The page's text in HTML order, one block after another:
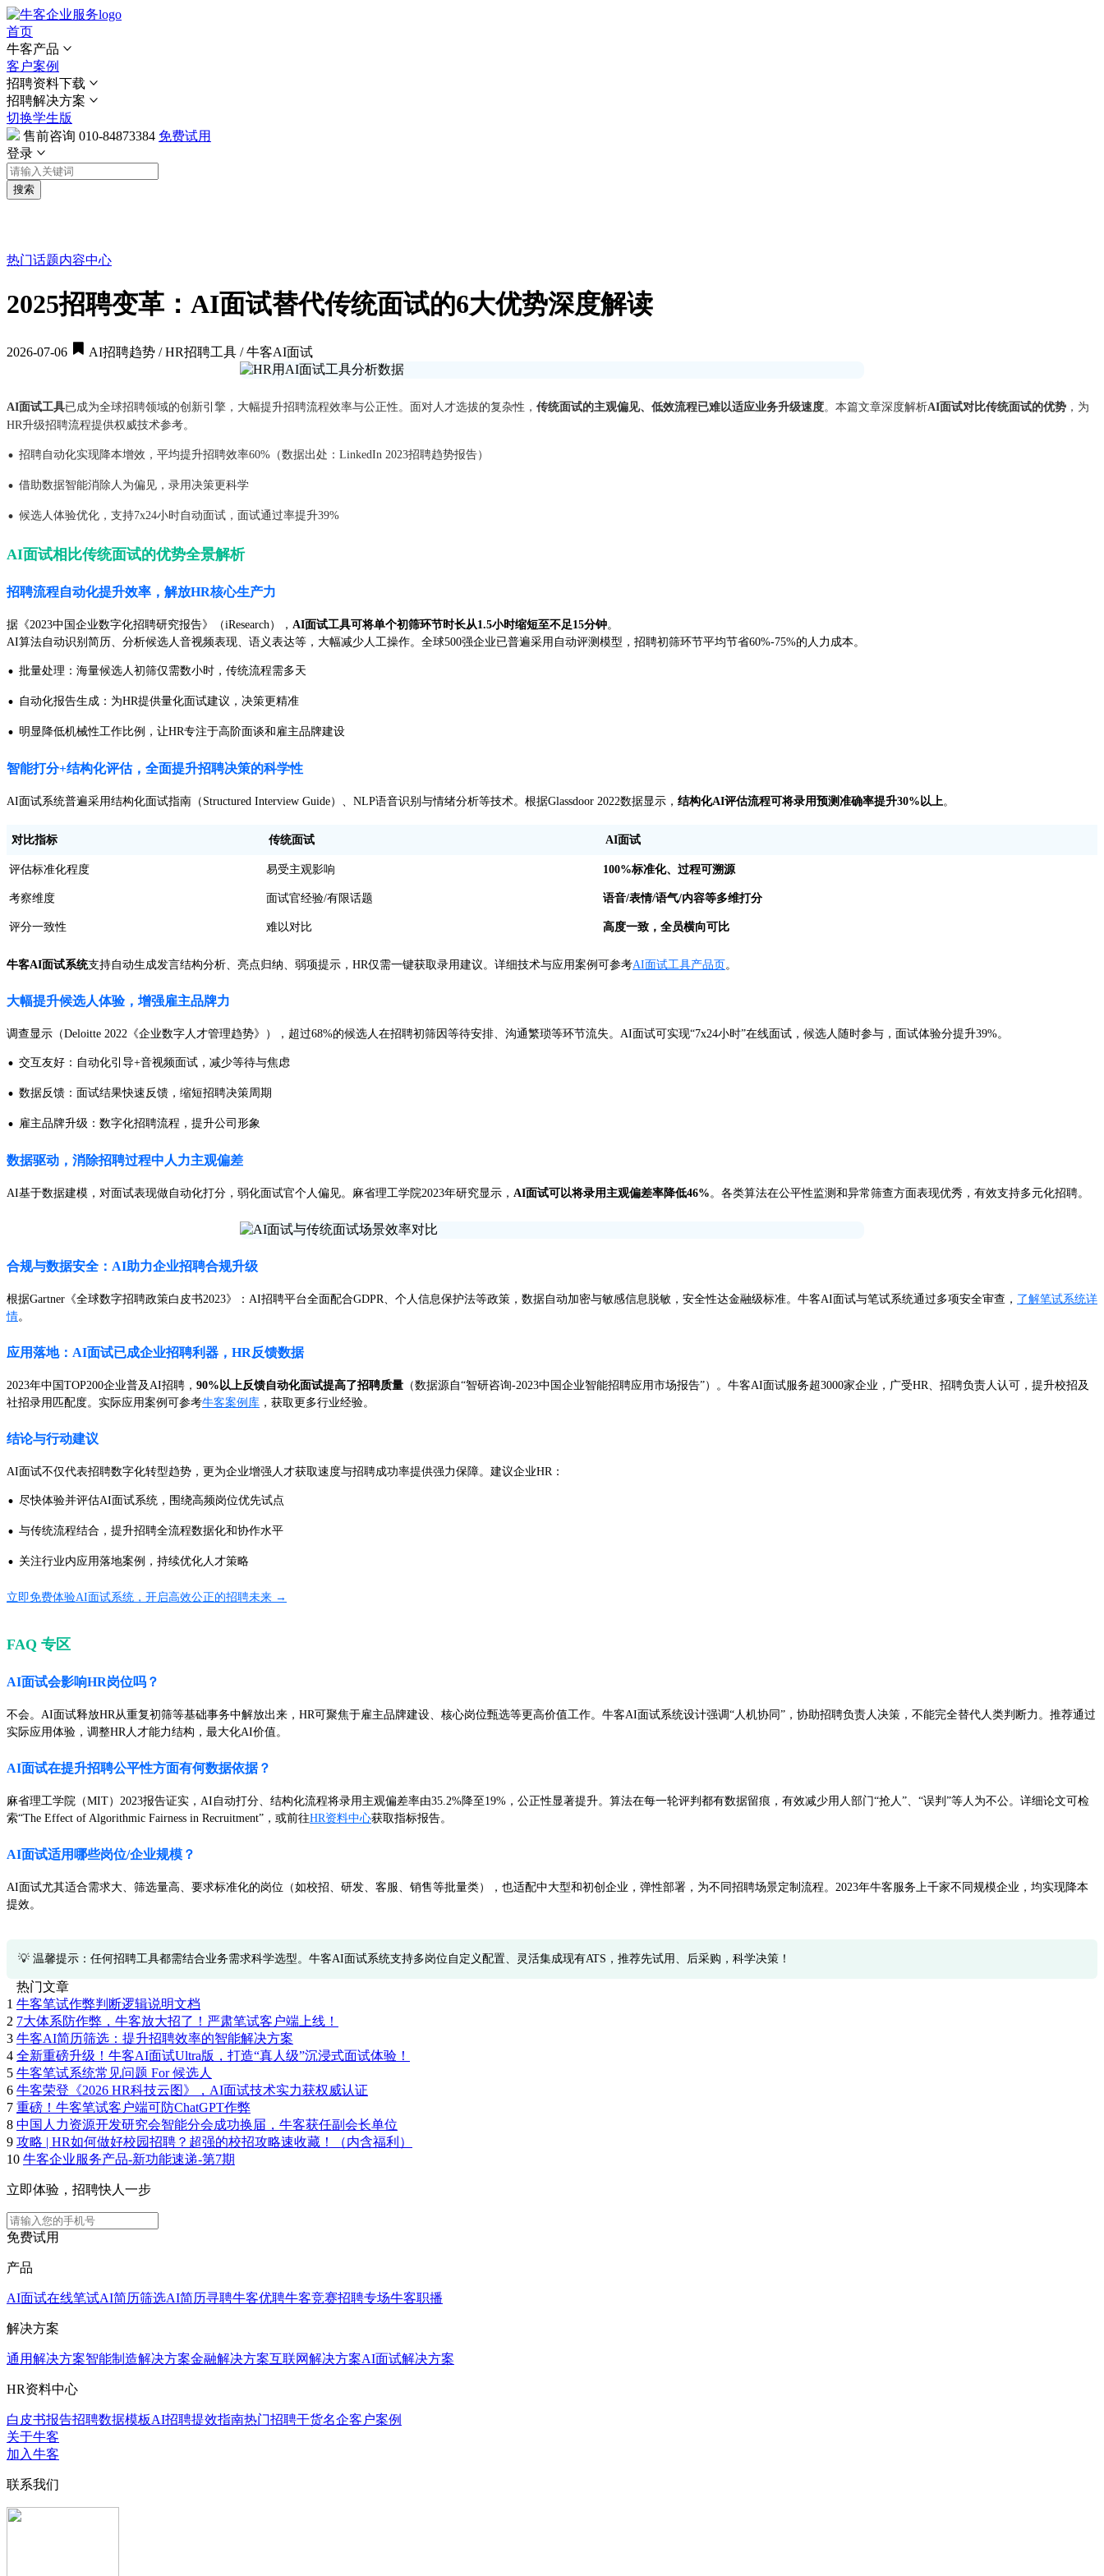
首页
牛客产品
客户案例
招聘资料下载
招聘解决方案
切换学生版
售前咨询 010-84873384 免费试用
登录
搜索
热门话题内容中心
2025招聘变革：AI面试替代传统面试的6大优势深度解读
2026-07-06 AI招聘趋势 / HR招聘工具 / 牛客AI面试
AI面试工具已成为全球招聘领域的创新引擎，大幅提升招聘流程效率与公正性。面对人才选拔的复杂性， 传统面试的主观偏见、低效流程已难以适应业务升级速度。本篇文章深度解析AI面试对比传统面试的优势 ，为
HR升级招聘流程提供权威技术参考。
· 招聘自动化实现降本增效，平均提升招聘效率60%（数据出处：LinkedIn 2023招聘趋势报告）
· 借助数据智能消除人为偏见，录用决策更科学
· 候选人体验优化，支持7x24小时自动面试，面试通过率提升39%
AI面试相比传统面试的优势全景解析
招聘流程自动化提升效率，解放HR核心生产力
据《2023中国企业数字化招聘研究报告》（iResearch）， AI面试工具可将单个初筛环节时长从1.5小时缩短至不足15分钟。
AI算法自动识别简历、分析候选人音视频表现、语义表达等，大幅减少人工操作。全球500强企业已普遍采用自动评测模型，招聘初筛环节平均节省60%-75%的人力成本。
· 批量处理：海量候选人初筛仅需数小时，传统流程需多天
· 自动化报告生成：为HR提供量化面试建议，决策更精准
· 明显降低机械性工作比例，让HR专注于高阶面谈和雇主品牌建设
智能打分+结构化评估，全面提升招聘决策的科学性
AI面试系统普遍采用结构化面试指南（Structured Interview Guide）、NLP语音识别与情绪分析等技术。根据Glassdoor 2022数据显示， 结构化AI评估流程可将录用预测准确率提升30%以上。
对比指标 传统面试 AI面试
评估标准化程度 易受主观影响 100%标准化、过程可溯源
考察维度 面试官经验/有限话题 语音/表情/语气/内容等多维打分
评分一致性 难以对比 高度一致，全员横向可比
牛客AI面试系统支持自动生成发言结构分析、亮点归纳、弱项提示，HR仅需一键获取录用建议。详细技术与应用案例可参考AI面试工具产品页。
大幅提升候选人体验，增强雇主品牌力
调查显示（Deloitte 2022《企业数字人才管理趋势》），超过68%的候选人在招聘初筛因等待安排、沟通繁琐等环节流失。AI面试可实现“7x24小时”在线面试，候选人随时参与，面试体验分提升39%。
· 交互友好：自动化引导+音视频面试，减少等待与焦虑
· 数据反馈：面试结果快速反馈，缩短招聘决策周期
· 雇主品牌升级：数字化招聘流程，提升公司形象
数据驱动，消除招聘过程中人力主观偏差
AI基于数据建模，对面试表现做自动化打分，弱化面试官个人偏见。麻省理工学院2023年研究显示， AI面试可以将录用主观偏差率降低46%。各类算法在公平性监测和异常筛查方面表现优秀，有效支持多元化招聘。
合规与数据安全：AI助力企业招聘合规升级
根据Gartner《全球数字招聘政策白皮书2023》：AI招聘平台全面配合GDPR、个人信息保护法等政策，数据自动加密与敏感信息脱敏，安全性达金融级标准。牛客AI面试与笔试系统通过多项安全审查， 了解笔试系统详
情。
应用落地：AI面试已成企业招聘利器，HR反馈数据
2023年中国TOP200企业普及AI招聘， 90%以上反馈自动化面试提高了招聘质量 （数据源自“智研咨询-2023中国企业智能招聘应用市场报告”）。牛客AI面试服务超3000家企业，广受HR、招聘负责人认可，提升校招及
社招录用匹配度。实际应用案例可参考牛客案例库 ，获取更多行业经验。
结论与行动建议
AI面试不仅代表招聘数字化转型趋势，更为企业增强人才获取速度与招聘成功率提供强力保障。建议企业HR：
· 尽快体验并评估AI面试系统，围绕高频岗位优先试点
· 与传统流程结合，提升招聘全流程数据化和协作水平
· 关注行业内应用落地案例，持续优化人才策略
立即免费体验AI面试系统，开启高效公正的招聘未来 →
FAQ 专区
AI面试会影响HR岗位吗？
不会。AI面试释放HR从重复初筛等基础事务中解放出来，HR可聚焦于雇主品牌建设、核心岗位甄选等更高价值工作。牛客AI面试系统设计强调“人机协同”，协助招聘负责人决策，不能完全替代人类判断力。推荐通过
实际应用体验，调整HR人才能力结构，最大化AI价值。
AI面试在提升招聘公平性方面有何数据依据？
麻省理工学院（MIT）2023报告证实，AI自动打分、结构化流程将录用主观偏差率由35.2%降至19%，公正性显著提升。算法在每一轮评判都有数据留痕，有效减少用人部门“抢人”、“误判”等人为不公。详细论文可检
索“The Effect of Algorithmic Fairness in Recruitment”，或前往HR资料中心获取指标报告。
AI面试适用哪些岗位/企业规模？
AI面试尤其适合需求大、筛选量高、要求标准化的岗位（如校招、研发、客服、销售等批量类），也适配中大型和初创企业，弹性部署，为不同招聘场景定制流程。2023年牛客服务上千家不同规模企业，均实现降本
提效。
💡 温馨提示：任何招聘工具都需结合业务需求科学选型。牛客AI面试系统支持多岗位自定义配置、灵活集成现有ATS，推荐先试用、后采购，科学决策！
热门文章
1 牛客笔试作弊判断逻辑说明文档
2 7大体系防作弊，牛客放大招了！严肃笔试客户端上线！
3 牛客AI简历筛选：提升招聘效率的智能解决方案
4 全新重磅升级！牛客AI面试Ultra版，打造“真人级”沉浸式面试体验！
5 牛客笔试系统常见问题 For 候选人
6 牛客荣登《2026 HR科技云图》，AI面试技术实力获权威认证
7 重磅！牛客笔试客户端可防ChatGPT作弊
8 中国人力资源开发研究会智能分会成功换届，牛客获任副会长单位
9 攻略 | HR如何做好校园招聘？超强的校招攻略速收藏！（内含福利）
10 牛客企业服务产品-新功能速递-第7期
立即体验，招聘快人一步
免费试用
产品
AI面试在线笔试AI简历筛选AI简历寻聘牛客优聘牛客竞赛招聘专场牛客职播
解决方案
通用解决方案智能制造解决方案金融解决方案互联网解决方案AI面试解决方案
HR资料中心
白皮书报告招聘数据模板AI招聘提效指南热门招聘干货名企客户案例
关于牛客
加入牛客
联系我们